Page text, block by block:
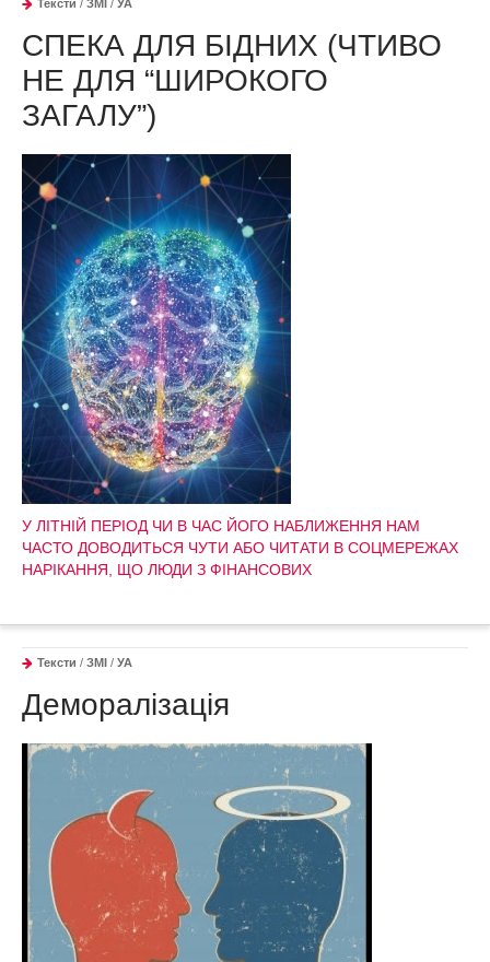
Тексти / ЗМІ / УА
СПЕКА ДЛЯ БІДНИХ (ЧТИВО
НЕ ДЛЯ “ШИРОКОГО
ЗАГАЛУ”)
У ЛІТНІЙ ПЕРІОД ЧИ В ЧАС ЙОГО НАБЛИЖЕННЯ НАМ
ЧАСТО ДОВОДИТЬСЯ ЧУТИ АБО ЧИТАТИ В СОЦМЕРЕЖАХ
НАРІКАННЯ, ЩО ЛЮДИ З ФІНАНСОВИХ
Тексти / ЗМІ / УА
Деморалізація